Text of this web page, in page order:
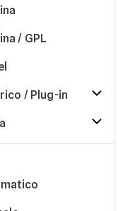
/ GPL
/ Plug-in